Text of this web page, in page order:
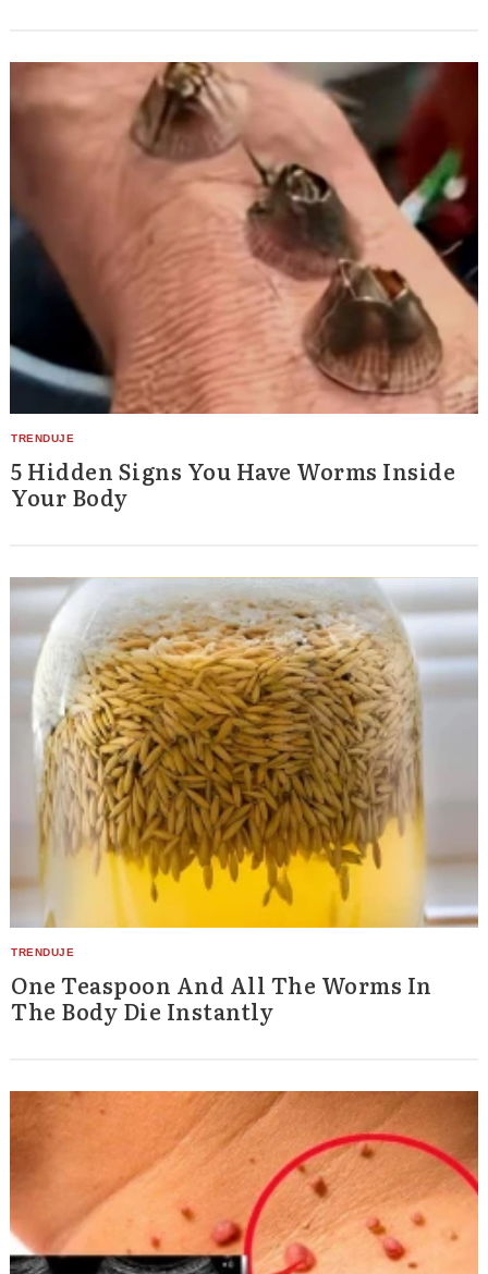
5 Hidden Signs You Have Worms Inside
Your Body
One Teaspoon And All The Worms In
The Body Die Instantly